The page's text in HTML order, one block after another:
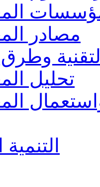
مصادر
وطرق
تحليل